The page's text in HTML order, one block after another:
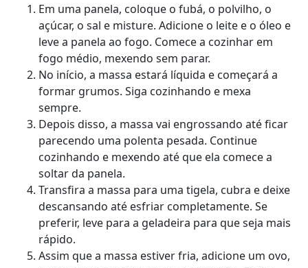
Em uma panela, coloque o fubá, o polvilho, o
açúcar, o sal e misture. Adicione o leite e o óleo e
leve a panela ao fogo. Comece a cozinhar em
fogo médio, mexendo sem parar.
No início, a massa estará líquida e começará a
formar grumos. Siga cozinhando e mexa
sempre.
Depois disso, a massa vai engrossando até ficar
parecendo uma polenta pesada. Continue
cozinhando e mexendo até que ela comece a
soltar da panela.
Transfira a massa para uma tigela, cubra e deixe
descansando até esfriar completamente. Se
preferir, leve para a geladeira para que seja mais
rápido.
Assim que a massa estiver fria, adicione um ovo,